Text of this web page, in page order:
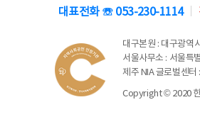
대표전화 ☏ 053-230-1114
대구본원 : 대구광역
서울사무소 : 서울특
제주 NIA 글로벌센터
Copyright © 2020